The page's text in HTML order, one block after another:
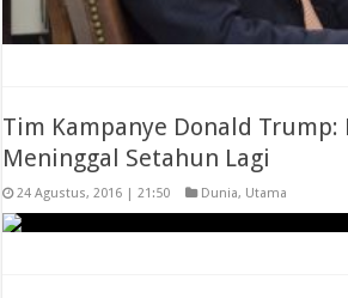
Tim Kampanye Donald Trump:
Meninggal Setahun Lagi
24 Agustus, 2016 | 21:50 Dunia, Utama